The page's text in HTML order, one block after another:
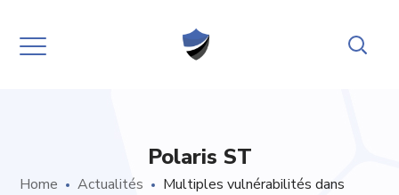
Polaris ST
Home Actualités
Multiples vulnérabilités dans